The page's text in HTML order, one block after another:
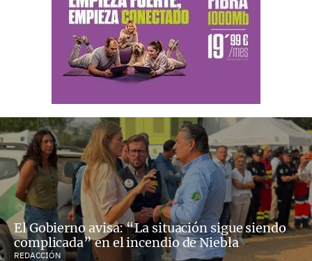
El Gobierno avisa: “La situación sigue siendo
complicada” en el incendio de Niebla
REDACCIÓN